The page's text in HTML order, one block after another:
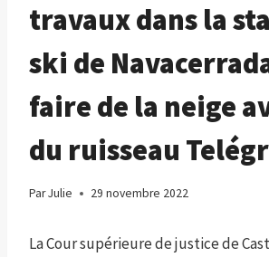
travaux dans la
ski de
faire de la neige
du ruisseau
ParJulie 29 novembre 2022
La Cour supérieure de justice de